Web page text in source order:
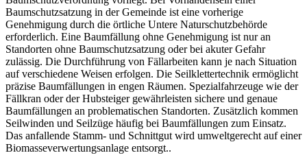
Baumschutzsatzung in der Gemeinde ist eine vorherige
Genehmigung durch die örtliche Untere Naturschutzbehörde
erforderlich. Eine Baumfällung ohne Genehmigung ist nur an
Standorten ohne Baumschutzsatzung oder bei akuter Gefahr
zulässig. Die Durchführung von Fällarbeiten kann je nach Situation
auf verschiedene Weisen erfolgen. Die Seilklettertechnik ermöglicht
präzise Baumfällungen in engen Räumen. Spezialfahrzeuge wie der
Fällkran oder der Hubsteiger gewährleisten sichere und genaue
Baumfällungen an problematischen Standorten. Zusätzlich kommen
Seilwinden und Seilzüge häufig bei Baumfällungen zum Einsatz.
Das anfallende Stamm- und Schnittgut wird umweltgerecht auf einer
Biomasseverwertungsanlage entsorgt..